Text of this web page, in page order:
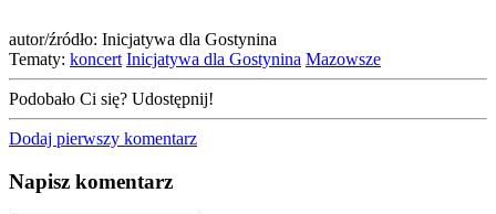
autor/źródło: Inicjatywa dla Gostynina
Tematy: koncert Inicjatywa dla Gostynina Mazowsze
Podobało Ci się? Udostępnij!
Dodaj pierwszy komentarz
Napisz komentarz